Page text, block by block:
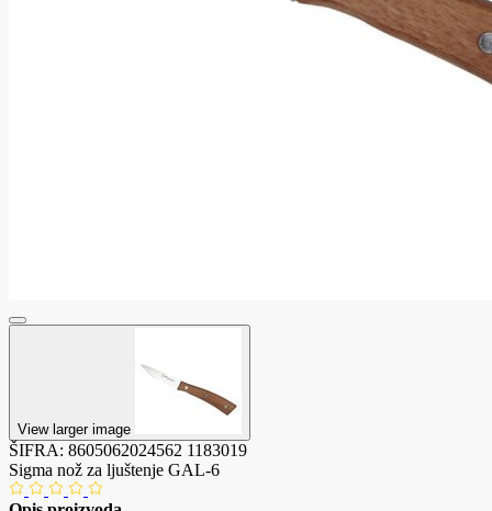
View larger image
ŠIFRA: 8605062024562 1183019
Sigma nož za ljuštenje GAL-6